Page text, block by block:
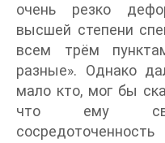
очень резко
высшей степени
всем трём
разные». Однако
мало кто, мог бы
что ему